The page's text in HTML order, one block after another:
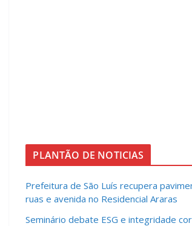
PLANTÃO DE NOTICIAS
Prefeitura de São Luís recupera
ruas e avenida no Residencial Araras
Seminário debate ESG e integridade